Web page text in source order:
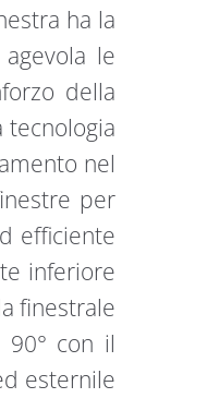
ha la
le
della
tecnologia
nel
per
efficiente
inferiore
finestrale
con il
esternile